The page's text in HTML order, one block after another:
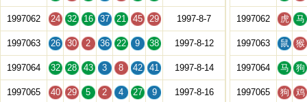
1997062 24 32 16 37 21 45 29 1997-8-7
1997063 26 30 2 36 22 9 38 1997-8-12
1997064 32 28 43 3 8 42 41 1997-8-14
1997065 40 29 5 2 4 27 9 1997-8-16
1997062 虎 马
1997063 鼠 猴
1997064 马 狗
1997065 狗 鸡